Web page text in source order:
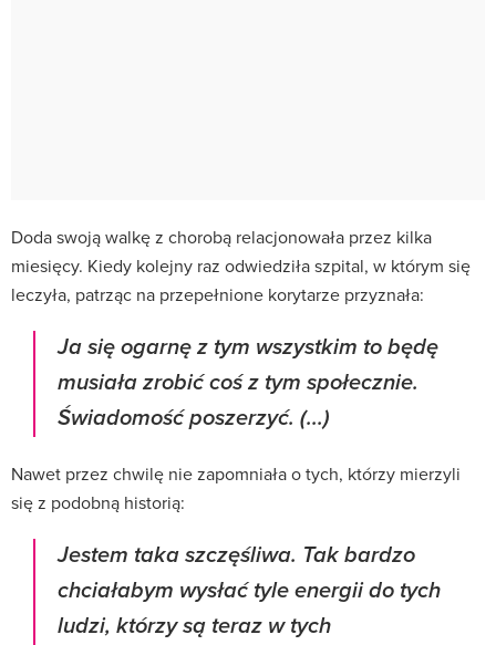
Doda swoją walkę z chorobą relacjonowała przez kilka
miesięcy. Kiedy kolejny raz odwiedziła szpital, w którym się
leczyła, patrząc na przepełnione korytarze przyznała:
Ja się ogarnę z tym wszystkim to będę
musiała zrobić coś z tym społecznie.
Świadomość poszerzyć. (...)
Nawet przez chwilę nie zapomniała o tych, którzy mierzyli
się z podobną historią:
Jestem taka szczęśliwa. Tak bardzo
chciałabym wysłać tyle energii do tych
ludzi, którzy są teraz w tych